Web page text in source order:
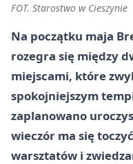
FOT. Starostwo w Cieszynie
Na początku maja
rozegra się między
miejscami, które
spokojniejszym
zaplanowano
wieczór ma się
warsztatów i